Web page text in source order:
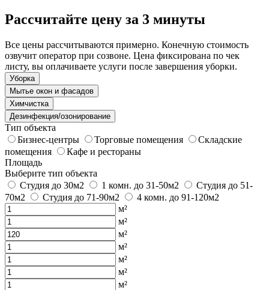
Рассчитайте цену за 3 минуты
Все цены рассчитываются примерно. Конечную стоимость
озвучит оператор при созвоне. Цена фиксирована по чек
листу, вы оплачиваете услуги после завершения уборки.
Уборка
Мытье окон и фасадов
Химчистка
Дезинфекция/озонирование
Тип объекта
Бизнес-центры
Торговые помещения
Складские
помещения
Кафе и рестораны
Площадь
Выберите тип объекта
Студия до 30м2
1 комн. до 31-50м2
Студия до 51-
70м2
Студия до 71-90м2
4 комн. до 91-120м2
м²
м²
м²
м²
м²
м²
м²